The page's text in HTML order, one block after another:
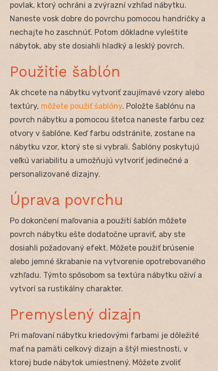
povlak, ktorý ochráni a zvýrazní vzhľad nábytku.
Naneste vosk dobre do povrchu pomocou handričky a
nechajte ho zaschnúť. Potom dôkladne vyleštite
nábytok, aby ste dosiahli hladký a lesklý povrch.
Použitie šablón
Ak chcete na nábytku vytvoriť zaujímavé vzory alebo
textúry, môžete použiť šablóny. Položte šablónu na
povrch nábytku a pomocou štetca naneste farbu cez
otvory v šablóne. Keď farbu odstránite, zostane na
nábytku vzor, ktorý ste si vybrali. Šablóny poskytujú
veľkú variabilitu a umožňujú vytvoriť jedinečné a
personalizované dizajny.
Úprava povrchu
Po dokončení maľovania a použití šablón môžete
povrch nábytku ešte dodatočne upraviť, aby ste
dosiahli požadovaný efekt. Môžete použiť brúsenie
alebo jemné škrabanie na vytvorenie opotrebovaného
vzhľadu. Týmto spôsobom sa textúra nábytku oživí a
vytvorí sa rustikálny charakter.
Premyslený dizajn
Pri maľovaní nábytku kriedovými farbami je dôležité
mať na pamäti celkový dizajn a štýl miestnosti, v
ktorej bude nábytok umiestnený. Môžete zvoliť